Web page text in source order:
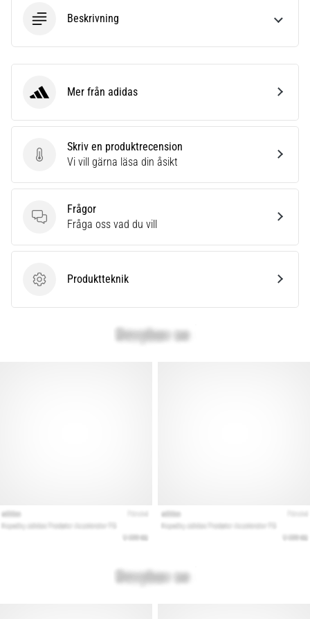
Beskrivning
Skriv en produktrecension
Skriv en produktrecension
Vi vill gärna läsa din åsikt
Frågor
Frågor
Fråga oss vad du vill
ProduktteknikProduktteknik
adidas Mer från adidas